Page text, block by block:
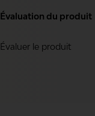
Évaluation du produit
Évaluer le produit